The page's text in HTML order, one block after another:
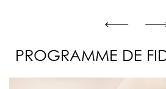
PROGRAMME DE